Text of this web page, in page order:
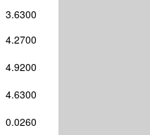
3.6300
4.2700
4.9200
4.6300
0.0260